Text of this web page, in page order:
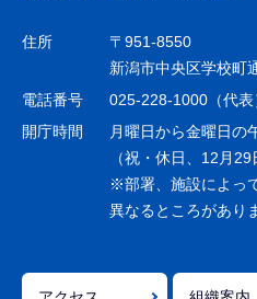
ゲ
シ
ョ
で
住所
〒951-8550
新潟市中央区学校町
電話番号
025-228-1000（代表
開庁時間
月曜日から金曜日の
（祝・休日、12月
※部署、施設によっ
異なるところがあり